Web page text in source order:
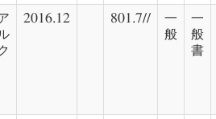
2016.12 801.7//
一
般
一
般
書